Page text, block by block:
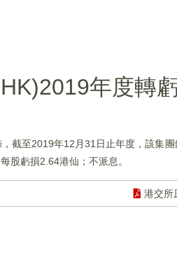
年度轉
，截至2019年12月31日止年度，該集
股虧損2.64港仙；不派息。
港交所